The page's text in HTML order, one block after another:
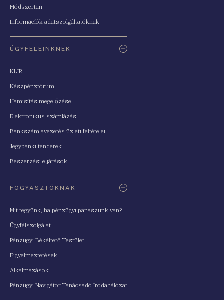
Módszertan
Információk adatszolgáltatóknak
ÜGYFELEINKNEK
KLIR
Készpénzfórum
Hamisítás megelőzése
Elektronikus számlázás
Bankszámlavezetés üzleti feltételei
Jegybanki tenderek
Beszerzési eljárások
FOGYASZTÓKNAK
Mit tegyünk, ha pénzügyi panaszunk van?
Ügyfélszolgálat
Pénzügyi Békéltető Testület
Figyelmeztetések
Alkalmazások
Pénzügyi Navigátor Tanácsadó Irodahálózat